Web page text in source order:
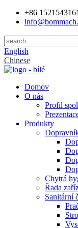
+86
English
Chinese
Domov
O nás
Profil
Produkty
Chytrá
Řada
Sanitární